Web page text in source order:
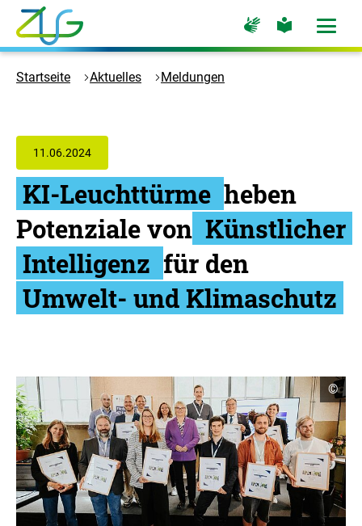
Zum
Hauptinhalt
springen
Logo
Zukunft
Zur
Startseite
Zur
Seite
Gebärdensprache
Zur
Seite
leichte
Menü
Startseite Aktuelles Meldungen
11.06.2024
KI-Leuchttürme heben
Potenziale von Künstlicher
Intelligenz für den
Umwelt- und Klimaschutz
C
o
y
r
i
g
h
t
n
©